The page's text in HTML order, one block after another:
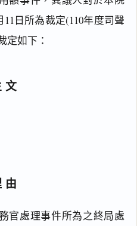
日所為裁定(110年度司聲
定如下：
文
由
官處理事件所為之終局處